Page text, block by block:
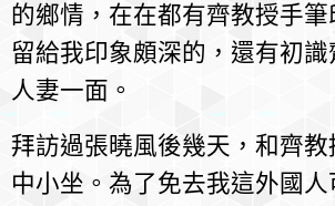
的鄉情，在在都有齊教授手
留給我印象頗深的，還有初
人妻一面。
拜訪過張曉風後幾天，和齊教
中小坐。為了免去我這外國